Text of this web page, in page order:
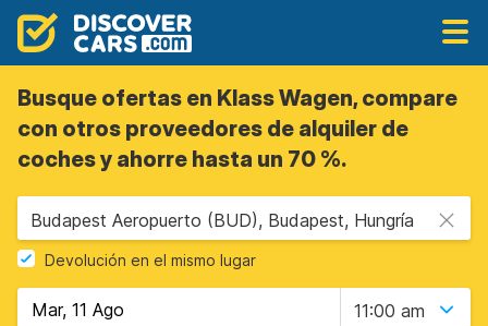
Busque ofertas en Klass Wagen, compare
con otros proveedores de alquiler de
coches y ahorre hasta un 70 %.
Budapest Aeropuerto (BUD), Budapest, Hungría
Devolución en el mismo lugar
11:00 am